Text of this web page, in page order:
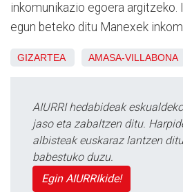
inkomunikazio egoera argitzeko.
egun beteko ditu Manexek
GIZARTEA AMASA-VILLABONA
AIURRI hedabideak
jaso eta zabaltzen ditu.
albisteak euskaraz lantzen
babestuko duzu.
Egin AIURRIkide!